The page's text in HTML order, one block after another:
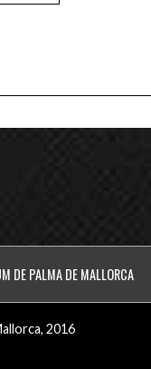
DE PALMA DE MALLORCA
2016